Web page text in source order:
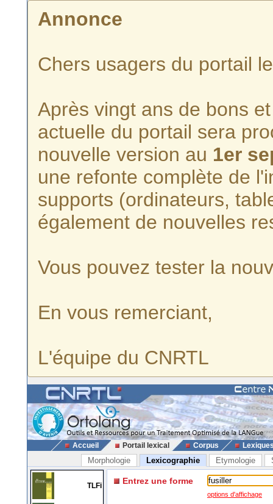
Annonce
Chers usagers du portail
Après vingt ans de bons
actuelle du portail sera
nouvelle version au 1er
une refonte complète de
supports (ordinateurs,
également de nouvelles
Vous pouvez tester la
En vous remerciant,
L'équipe du CNRTL
Accueil Portail lexical Corpus
Morphologie Lexicographie Etymologie
TLFi Entrez une forme
options d'affichage